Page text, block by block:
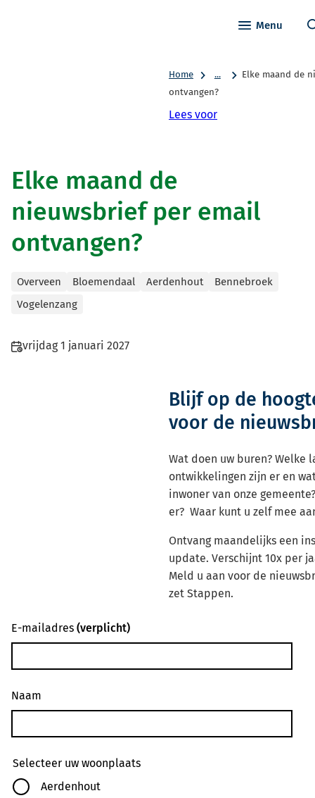
Menu
Home ...
Elke maand de
ontvangen?
Lees voor
Elke maand de
nieuwsbrief per email
ontvangen?
Overveen Bloemendaal Aerdenhout
Bennebroek
Vogelenzang
Datum
vrijdag 1 januari 2027
Blijf op de
voor de
Wat doen uw buren? Welke
ontwikkelingen zijn er en
inwoner van onze
er? Waar kunt u zelf mee
Ontvang maandelijks een
update. Verschijnt 10x per
Meld u aan voor de
zet Stappen.
E-mailadres (verplicht)
Naam
Selecteer uw woonplaats
Aerdenhout